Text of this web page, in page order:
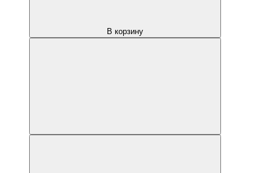
В корзину